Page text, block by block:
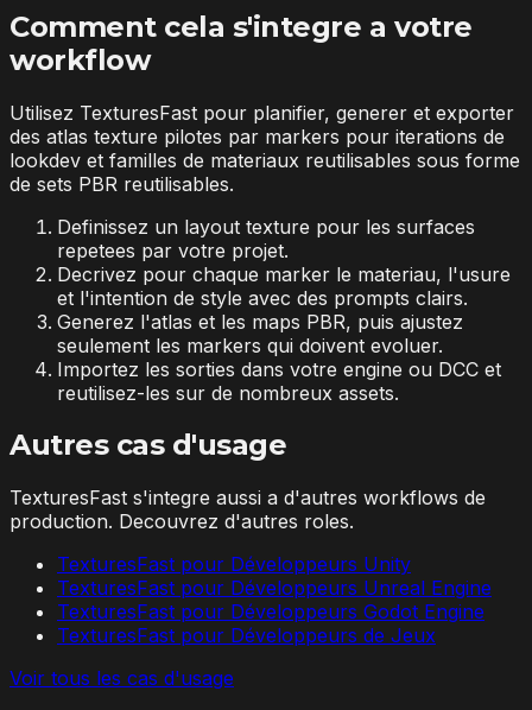
Comment cela s'integre a votre
workflow
Utilisez TexturesFast pour planifier, generer et exporter
des atlas texture pilotes par markers pour iterations de
lookdev et familles de materiaux reutilisables sous forme
de sets PBR reutilisables.
Definissez un layout texture pour les surfaces
repetees par votre projet.
Decrivez pour chaque marker le materiau, l'usure
et l'intention de style avec des prompts clairs.
Generez l'atlas et les maps PBR, puis ajustez
seulement les markers qui doivent evoluer.
Importez les sorties dans votre engine ou DCC et
reutilisez-les sur de nombreux assets.
Autres cas d'usage
TexturesFast s'integre aussi a d'autres workflows de
production. Decouvrez d'autres roles.
TexturesFast pour Développeurs Unity
TexturesFast pour Développeurs Unreal Engine
TexturesFast pour Développeurs Godot Engine
TexturesFast pour Développeurs de Jeux
Voir tous les cas d'usage